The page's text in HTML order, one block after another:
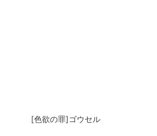
[色欲の罪]ゴウセル